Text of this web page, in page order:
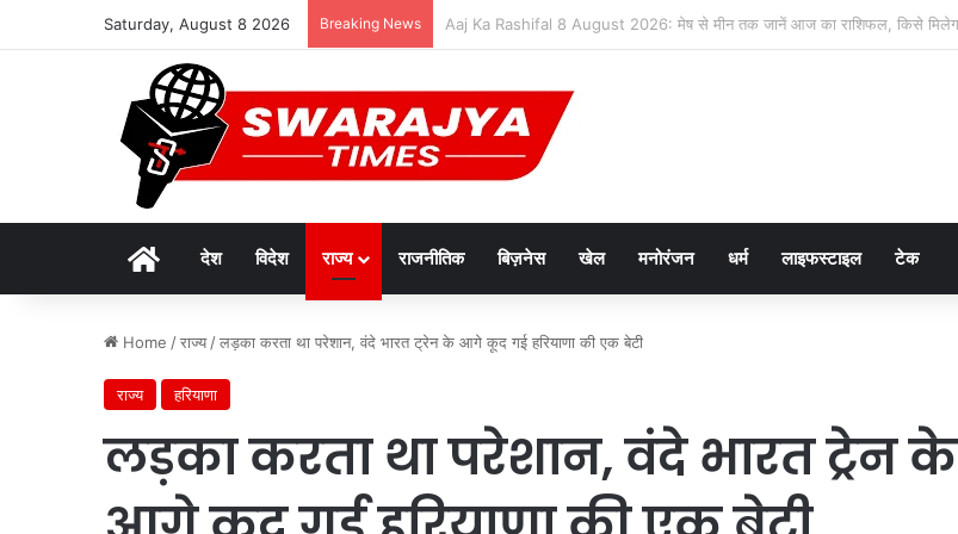
Saturday, August 8 2026 Breaking News दुर्लभ पैंगोलिन तस्करी मामले में आरोपी की जमानत याचिका खारिज
Homeदेश विदेश राज्य राजनीतिक बिज़नेस खेल मनोरंजन धर्म लाइफस्टाइल टेक
Home /राज्य /लड़का करता था परेशान, वंदे भारत ट्रेन के आगे कूद गई हरियाणा की एक बेटी
राज्य हरियाणा
लड़का करता था परेशान, वंदे भारत ट्रेन के